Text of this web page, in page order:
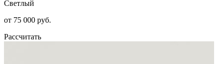
Светлый
от 75 000 руб.
Рассчитать